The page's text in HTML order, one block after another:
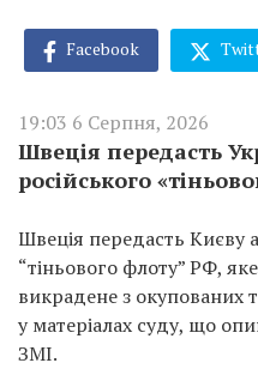
Facebook
19:03 6 Серпня, 2026
Швеція передасть
російського
Швеція передасть Києву
“тіньового флоту” РФ,
викрадене з окупованих
у матеріалах суду, що
ЗМІ.